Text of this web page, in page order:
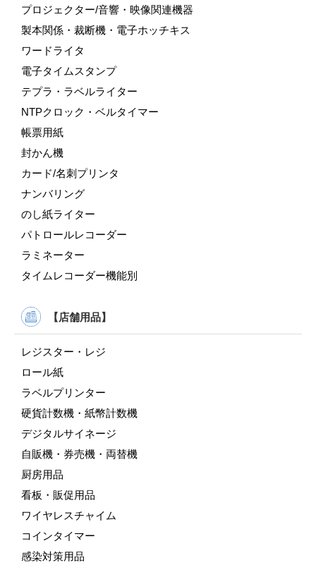
プロジェクター/音響・映像関連機器
製本関係・裁断機・電子ホッチキス
ワードライタ
電子タイムスタンプ
テプラ・ラベルライター
NTPクロック・ベルタイマー
帳票用紙
封かん機
カード/名刺プリンタ
ナンバリング
のし紙ライター
パトロールレコーダー
ラミネーター
タイムレコーダー機能別
【店舗用品】
レジスター・レジ
ロール紙
ラベルプリンター
硬貨計数機・紙幣計数機
デジタルサイネージ
自販機・券売機・両替機
厨房用品
看板・販促用品
ワイヤレスチャイム
コインタイマー
感染対策用品